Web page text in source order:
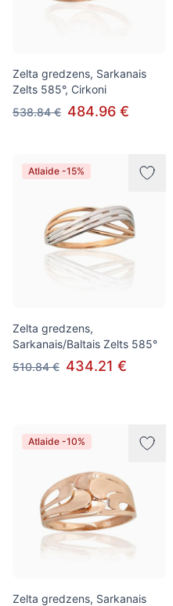
Zelta gredzens, Sarkanais
Zelts 585°, Cirkoni
538.84 € 484.96 €
Atlaide -15%
Zelta gredzens,
Sarkanais/Baltais Zelts 585°
510.84 € 434.21 €
Atlaide -10%
Zelta gredzens, Sarkanais